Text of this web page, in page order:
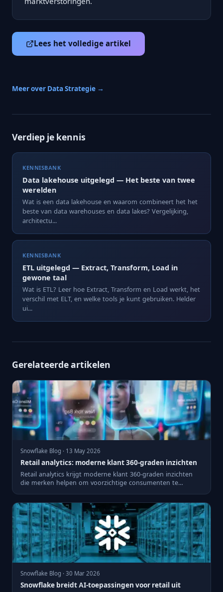
Lees het volledige artikel
Meer over Data Strategie →
Verdiep je kennis
KENNISBANK
Data lakehouse uitgelegd — Het beste van twee
werelden
Wat is een data lakehouse en waarom combineert het het
beste van data warehouses en data lakes? Vergelijking,
architectu...
KENNISBANK
ETL uitgelegd — Extract, Transform, Load in
gewone taal
Wat is ETL? Leer hoe Extract, Transform en Load werkt, het
verschil met ELT, en welke tools je kunt gebruiken. Helder
ui...
Gerelateerde artikelen
Snowflake Blog · 13 May 2026
Retail analytics: moderne klant 360-graden inzichten
Retail analytics krijgt moderne klant 360-graden inzichten
die merken helpen om voorzichtige consumenten te
Snowflake Blog · 30 Mar 2026
Snowflake breidt AI-toepassingen voor retail uit